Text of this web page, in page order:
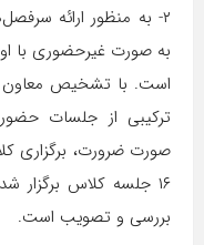
۲- به منظور ارائه
به صورت غیرحضوری با
است. با تشخیص معاون
ترکیبی از جلسات
صورت ضرورت، برگزاری
۱۶ جلسه کلاس
بررسی و تصویب است.